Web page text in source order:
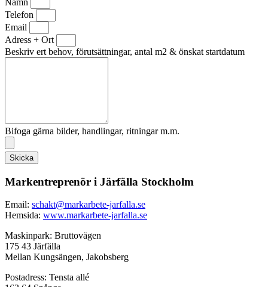
Telefon
Email
Adress + Ort
Beskriv ert behov, förutsättningar, antal m2 & önskat startdatum
Bifoga gärna bilder, handlingar, ritningar m.m.
Skicka
Markentreprenör i Järfälla Stockholm
Email: schakt@markarbete-jarfalla.se
Hemsida: www.markarbete-jarfalla.se
Maskinpark: Bruttovägen
175 43 Järfälla
Mellan Kungsängen, Jakobsberg
Postadress: Tensta allé